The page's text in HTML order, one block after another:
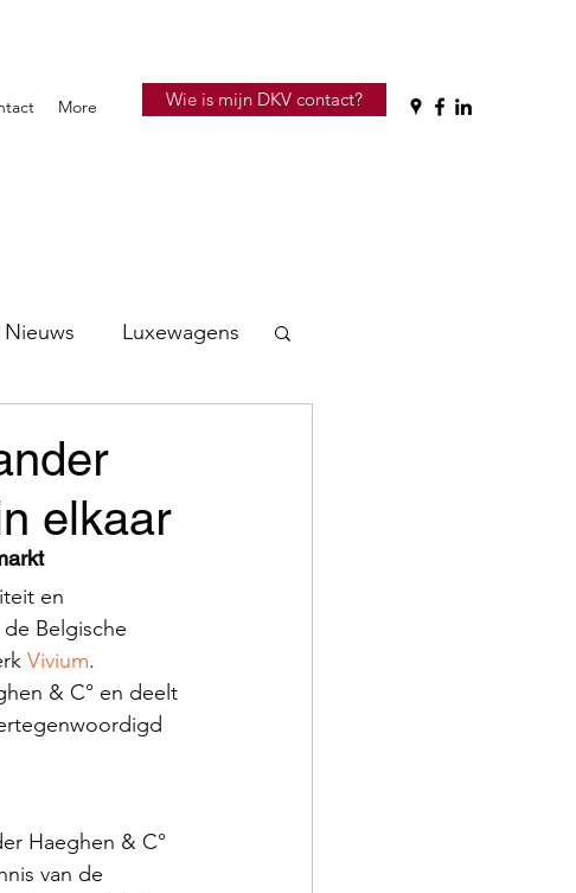
More Wie is mijn DKV contact?
Nieuws Luxewagens
elkaar
en
Belgische
Vivium.
& C° en deelt
Haeghen & C°
van de